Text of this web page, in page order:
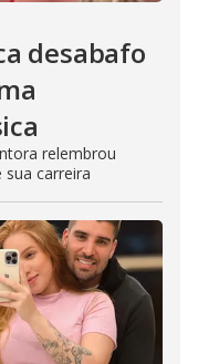
desabafo
relembrou
carreira